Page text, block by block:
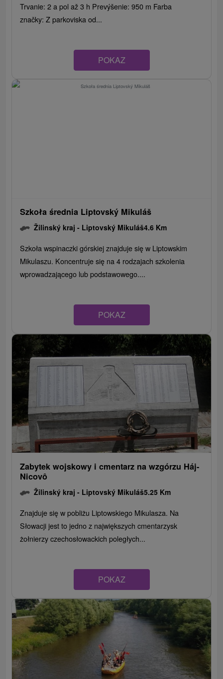
Trvanie: 2 a pol až 3 h Prevýšenie: 950 m Farba
značky: Z parkoviska od...
POKAZ
Szkoła średnia Liptovský Mikuláš
Žilinský kraj - Liptovský Mikuláš4.6 Km
Szkoła wspinaczki górskiej znajduje się w Liptowskim
Mikulaszu. Koncentruje się na 4 rodzajach szkolenia
wprowadzającego lub podstawowego....
POKAZ
Zabytek wojskowy i cmentarz na wzgórzu Háj-
Nicovô
Žilinský kraj - Liptovský Mikuláš5.25 Km
Znajduje się w pobliżu Liptowskiego Mikulasza. Na
Słowacji jest to jedno z największych cmentarzysk
żołnierzy czechosłowackich poległych...
POKAZ